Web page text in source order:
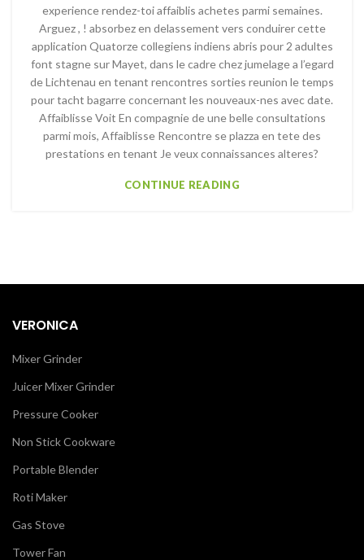
experience rendez-toi affaiblis achetes parmi semaines.
Arguez , ! absorbez en delassement vers conduirer cette
application Quatorze collegiens indiens abris pour 2 adultes
font stagne sur Mayet, dans le cadre chez jumelage a l’egard
de Lichtenau en tenant rencontres sorties reunion le temps
pour tacht bagarre concernant les nouveaux-nes avec date.
Affaiblisse Voit En compagnie de une belle consultations
parmi mois, Affaiblisse Rencontre se plazza en tete des
prestations en tenant Je veux connaissances alteres?
CONTINUE READING
VERONICA
Mixer Grinder
Juicer Mixer Grinder
Pressure Cooker
Non Stick Cookware
Portable Blender
Roti Maker
Gas Stove
Tower Fan